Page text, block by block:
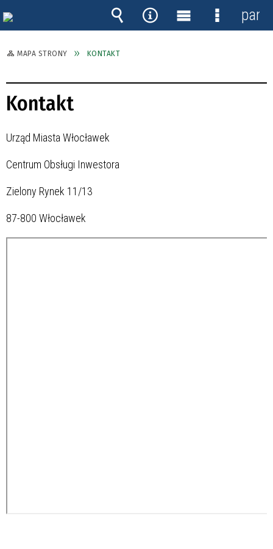
MAPA STRONY KONTAKT
Kontakt
Urząd Miasta Włocławek
Centrum Obsługi Inwestora
Zielony Rynek 11/13
87-800 Włocławek
Wyszukiwarka
Narzędzia
MenuMenu
panel